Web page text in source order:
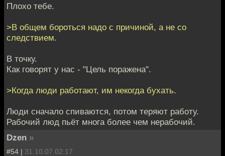
Плохо тебе.
>В общем бороться надо с причиной, а не со
следствием.
В точку.
Как говорят у нас - "Цель поражена".
>Когда люди работают, им некогда бухать.
Люди сначало спиваются, потом теряют работу.
Рабочий люд пьёт многа более чем нерабочий.
Dzen »
#54 | 31.10.07 02:17